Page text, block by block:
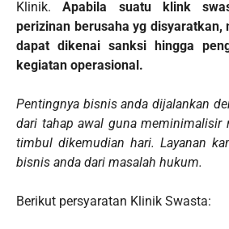
Klinik.Apabila suatu klink
perizinan berusaha yg
dapat dikenai sanksi hingga
kegiatan operasional.
Pentingnya bisnis anda dijalankan
dari tahap awal guna meminimalisir
timbul dikemudian hari. Layanan
bisnis anda dari masalah hukum.
Berikut persyaratan Klinik Swasta: